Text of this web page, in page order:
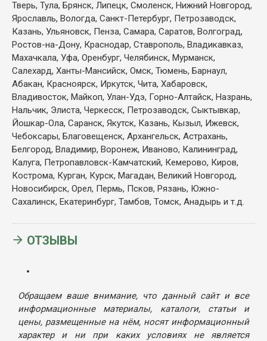
Тверь, Тула, Брянск, Липецк, Смоленск, Нижний Новгород,
Ярославль, Вологда, Санкт-Петербург, Петрозаводск,
Казань, Ульяновск, Пенза, Самара, Саратов, Волгоград,
Ростов-на-Дону, Краснодар, Ставрополь, Владикавказ,
Махачкала, Уфа, Оренбург, Челябинск, Мурманск,
Салехард, Ханты-Мансийск, Омск, Тюмень, Барнаул,
Абакан, Красноярск, Иркутск, Чита, Хабаровск,
Владивосток, Майкоп, Улан-Удэ, Горно-Алтайск, Назрань,
Нальчик, Элиста, Черкесск, Петрозаводск, Сыктывкар,
Йошкар-Ола, Саранск, Якутск, Казань, Кызыл, Ижевск,
Чебоксары, Благовещенск, Архангельск, Астрахань,
Белгород, Владимир, Воронеж, Иваново, Калининград,
Калуга, Петропавловск-Камчатский, Кемерово, Киров,
Кострома, Курган, Курск, Магадан, Великий Новгород,
Новосибирск, Орел, Пермь, Псков, Рязань, Южно-
Сахалинск, Екатеринбург, Тамбов, Томск, Анадырь и т.д.
ОТЗЫВЫ
Обращаем ваше внимание, что данный сайт и все
информационные материалы, каталоги, статьи и
цены, размещенные на нём, носят информационный
характер и ни при каких условиях не является